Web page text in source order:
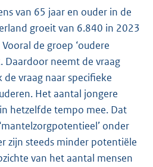
van 65 jaar en ouder in de
groeit van 6.840 in 2023
Vooral de groep ‘oudere
Daardoor neemt de vraag
vraag naar specifieke
Het aantal jongere
hetzelfde tempo mee. Dat
onder
zijn steeds minder potentiële
van het aantal mensen